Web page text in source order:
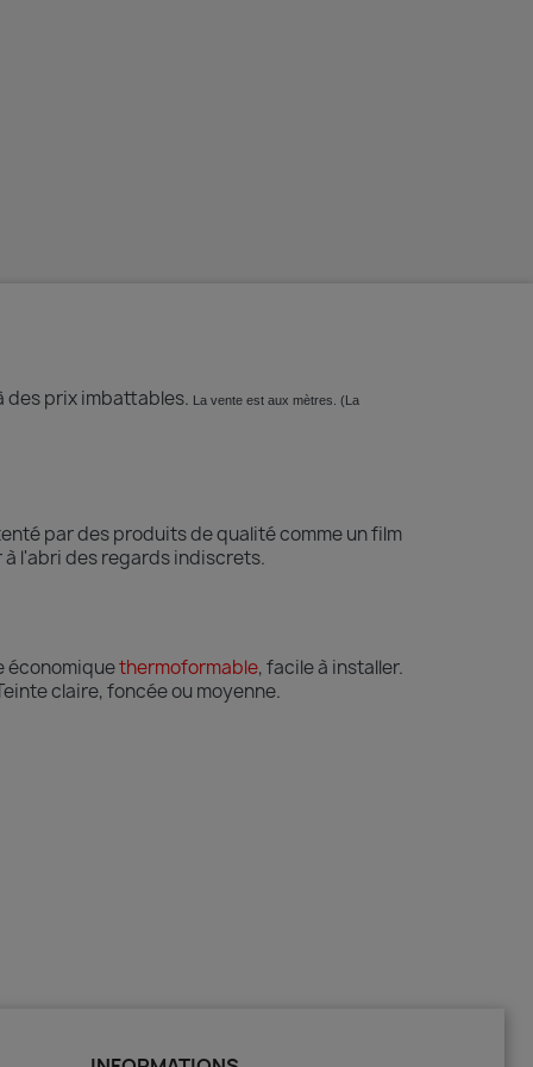
des prix imbattables. La vente est aux mètres. (La
par des produits de qualité comme un film
l'abri des regards indiscrets.
économiquethermoformable, facile à installer.
claire, foncée ou moyenne.